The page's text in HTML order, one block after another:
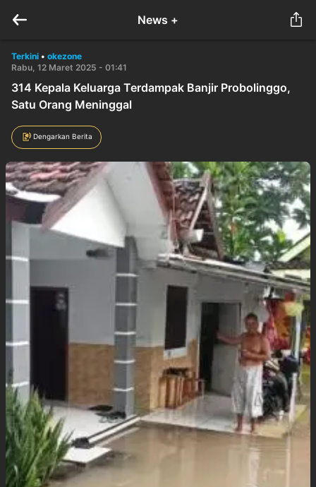
News +
Terkini • okezone
Rabu, 12 Maret 2025 - 01:41
314 Kepala Keluarga Terdampak Banjir Probolinggo,
Satu Orang Meninggal
Dengarkan Berita